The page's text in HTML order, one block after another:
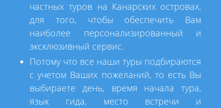
частных туров на Канарских островах,
для того, чтобы обеспечить Вам
наиболее персонализированный и
эксклюзивный сервис.
Потому что все наши туры подбираются
с учетом Ваших пожеланий, то есть Вы
выбираете день, время начала тура,
язык гида, место встречи и